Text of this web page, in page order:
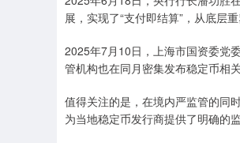
展，实现了“支付即结算”，从底层
2025年7月10日，上海市国资委党
管机构也在同月密集发布稳定币相
值得关注的是，在境内严监管的同
为当地稳定币发行商提供了明确的